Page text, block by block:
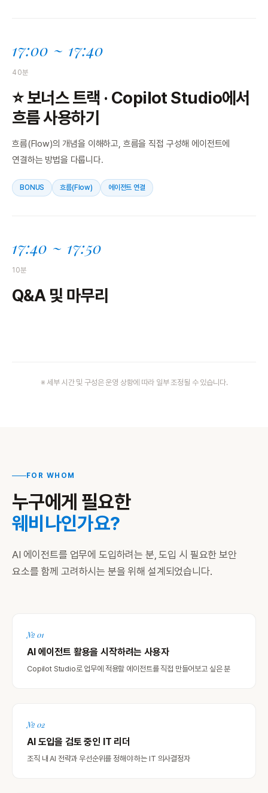
17:00 ~ 17:40
40분
⭐ 보너스 트랙 · Copilot Studio에서
흐름 사용하기
흐름(Flow)의 개념을 이해하고, 흐름을 직접 구성해 에이전트에
연결하는 방법을 다룹니다.
BONUS 흐름(Flow) 에이전트 연결
17:40 ~ 17:50
10분
Q&A 및 마무리
※ 세부 시간 및 구성은 운영 상황에 따라 일부 조정될 수 있습니다.
FOR WHOM
누구에게 필요한
웨비나인가요?
AI 에이전트를 업무에 도입하려는 분, 도입 시 필요한 보안
요소를 함께 고려하시는 분을 위해 설계되었습니다.
№ 01
AI 에이전트 활용을 시작하려는 사용자
Copilot Studio로 업무에 적용할 에이전트를 직접 만들어보고 싶은 분
№ 02
AI 도입을 검토 중인 IT 리더
조직 내 AI 전략과 우선순위를 정해야 하는 IT 의사결정자